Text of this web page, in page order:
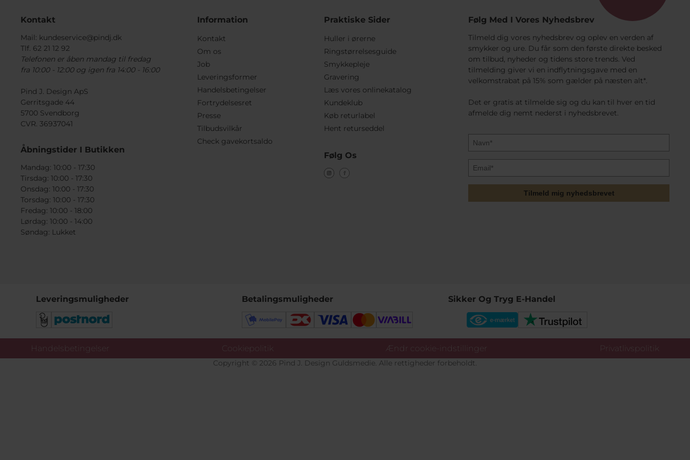
Kontakt
Mail: kundeservice@pindj.dk
Tlf. 62 21 12 92
Telefonen er åben mandag til fredag
fra 10:00 - 12:00 og igen fra 14:00 - 16:00
Pind J. Design ApS
Gerritsgade 44
5700 Svendborg
CVR. 36937041
Åbningstider I Butikken
Mandag: 10:00 - 17:30
Tirsdag: 10:00 - 17:30
Onsdag: 10:00 - 17:30
Torsdag: 10:00 - 17:30
Fredag: 10:00 - 18:00
Lørdag: 10:00 - 14:00
Søndag: Lukket
Information
Kontakt
Om os
Job
Leveringsformer
Handelsbetingelser
Fortrydelsesret
Presse
Tilbudsvilkår
Check gavekortsaldo
Praktiske Sider
Huller i ørerne
Ringstørrelsesguide
Smykkepleje
Gravering
Læs vores onlinekatalog
Kundeklub
Køb returlabel
Hent returseddel
Følg Os
Følg Med I Vores Nyhedsbrev
Tilmeld dig vores nyhedsbrev og oplev en verden af
smykker og ure. Du får som den første direkte besked
om tilbud, nyheder og tidens store trends. Ved
tilmelding giver vi en indflytningsgave med en
velkomstrabat på 15% som gælder på næsten alt*.
Det er gratis at tilmelde sig og du kan til hver en tid
afmelde dig nemt nederst i nyhedsbrevet.
Tilmeld mig nyhedsbrevet
Leveringsmuligheder Betalingsmuligheder Sikker Og Tryg E-Handel
Handelsbetingelser Cookiepolitik Ændr cookie-indstillinger Privatlivspolitik
Copyright © 2026 Pind J. Design Guldsmedie. Alle rettigheder forbeholdt.